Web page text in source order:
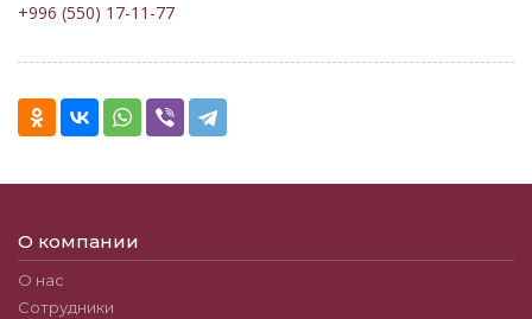
+996 (550) 17-11-77
О компании
О нас
Сотрудники